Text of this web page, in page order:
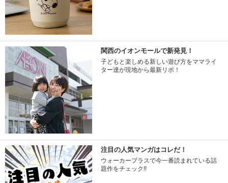
関西のイオンモールで新発見！
子どもと楽しめる新しい遊び方をママライ
ター達が現地から最新リポ！
注目の人気マンガはコレだ！
ウォーカープラスで今一番読まれている話
題作をチェック!!